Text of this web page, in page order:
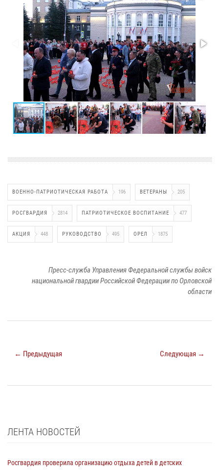
ВОЕННО-ПАТРИОТИЧЕСКАЯ РАБОТА 196 ВЕТЕРАНЫ 205
РОСГВАРДИЯ 2814 ПАТРИОТИЧЕСКОЕ ВОСПИТАНИЕ 477
АКЦИЯ 448 РУКОВОДСТВО 495 ОРЕЛ 1875
Пресс-служба Управления Федеральной службы войск
национальной гвардии Российской Федерации по Орловской
области
← Предыдущая Следующая →
ЛЕНТА НОВОСТЕЙ
Росгвардия проверила организацию отдыха детей в детских